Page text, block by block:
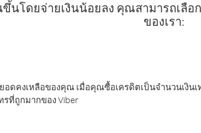
นโดยจ่ายเงินน้อยลง คุณสามารถเลื
ของเรา:
ยอดคงเหลือของคุณ เมื่อคุณซื้อเครดิตเป็นจำนวนเงิ
ที่ถูกมากของ Viber